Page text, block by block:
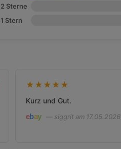
2 Sterne
1 Stern
★ ★ ★ ★ ★
Kurz und Gut.
— siggrit am 17.05.2026